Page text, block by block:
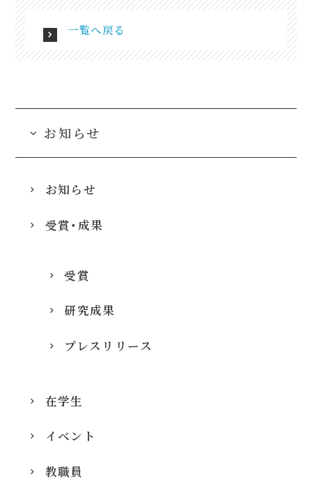
一覧へ戻る
お知らせ
お知らせ
受賞・成果
受賞
研究成果
プレスリリース
在学生
イベント
教職員